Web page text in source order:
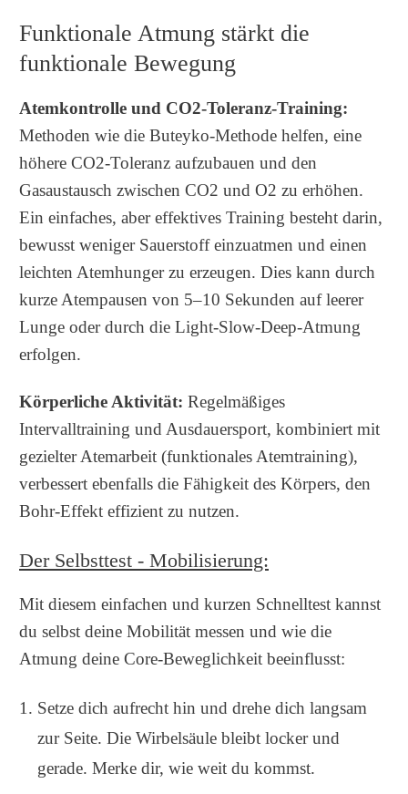
Funktionale Atmung stärkt die
funktionale Bewegung
Atemkontrolle und CO2-Toleranz-Training:
Methoden wie die Buteyko-Methode helfen, eine
höhere CO2-Toleranz aufzubauen und den
Gasaustausch zwischen CO2 und O2 zu erhöhen.
Ein einfaches, aber effektives Training besteht darin,
bewusst weniger Sauerstoff einzuatmen und einen
leichten Atemhunger zu erzeugen. Dies kann durch
kurze Atempausen von 5–10 Sekunden auf leerer
Lunge oder durch die Light-Slow-Deep-Atmung
erfolgen.
Körperliche Aktivität: Regelmäßiges
Intervalltraining und Ausdauersport, kombiniert mit
gezielter Atemarbeit (funktionales Atemtraining),
verbessert ebenfalls die Fähigkeit des Körpers, den
Bohr-Effekt effizient zu nutzen.
Der Selbsttest - Mobilisierung:
Mit diesem einfachen und kurzen Schnelltest kannst
du selbst deine Mobilität messen und wie die
Atmung deine Core-Beweglichkeit beeinflusst:
Setze dich aufrecht hin und drehe dich langsam
zur Seite. Die Wirbelsäule bleibt locker und
gerade. Merke dir, wie weit du kommst.